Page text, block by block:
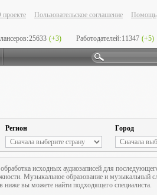
Пользовательское соглашение Помощь
25633 (+3) Работодателей:11347 (+5)
Регион Город
исходных аудиозаписей для
Музыкальное образование и музыкальный
вы можете найти подходящего специалиста.